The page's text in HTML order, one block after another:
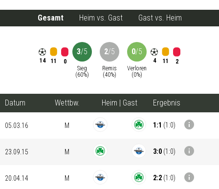
Gesamt Heim vs. Gast Gast vs. Heim
14 11 0
3/5
Sieg
(60%)
2/5
Remis
(40%)
0/5
Verloren
(0%)
4 11 2
Datum Wettbw. Heim | Gast Ergebnis
05.03.16 M 1:1 (1:0) info
23.09.15 M 3:0 (1:0) info
20.04.14 M 2:2 (1:0) info